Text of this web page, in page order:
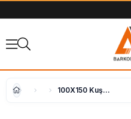
100X150 Kuşe Etiket ( 1000 li )